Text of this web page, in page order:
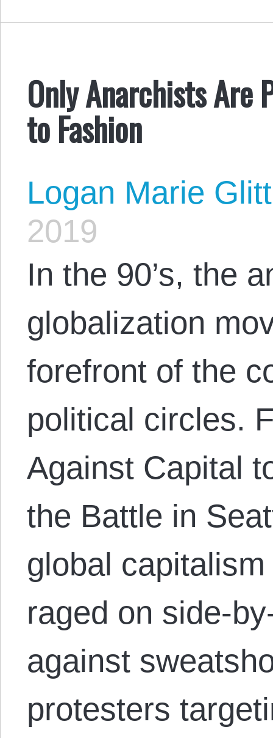
Only Anarchists Are
to Fashion
Logan Marie
2019
In the 90’s, the
globalization
forefront of the
political circles.
Against Capital
the Battle in
global
raged on side-
against
protesters